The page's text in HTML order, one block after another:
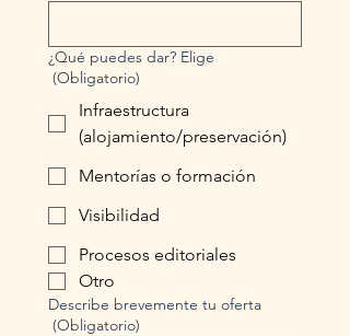
¿Qué puedes dar? Elige
(Obligatorio)
Infraestructura
(alojamiento/preservación)
Mentorías o formación
Visibilidad
Procesos editoriales
Otro
Describe brevemente tu oferta
(Obligatorio)